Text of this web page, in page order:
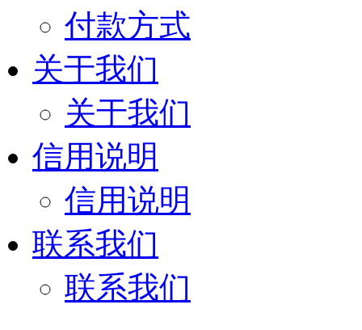
付款方式
关于我们
关于我们
信用说明
信用说明
联系我们
联系我们